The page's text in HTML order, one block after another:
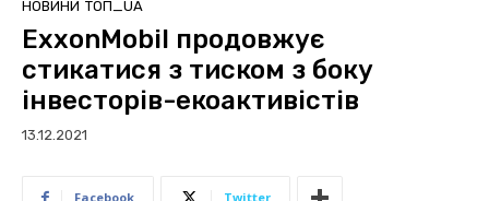
НОВИНИ ТОП_UA
ExxonMobil продовжує
стикатися з тиском з боку
інвесторів-екоактивістів
13.12.2021
Facebook Twitter